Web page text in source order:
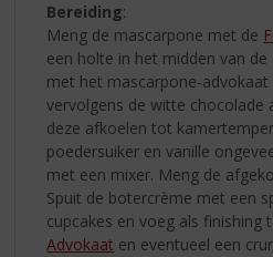
Bereiding:
Meng de mascarpone met de
een holte in het midden van de
met het mascarpone-advokaat
vervolgens de witte chocolade
deze afkoelen tot
poedersuiker en vanille
met een mixer. Meng de
Spuit de botercrème met een
cupcakes en voeg als finishing
Advokaat en eventueel een